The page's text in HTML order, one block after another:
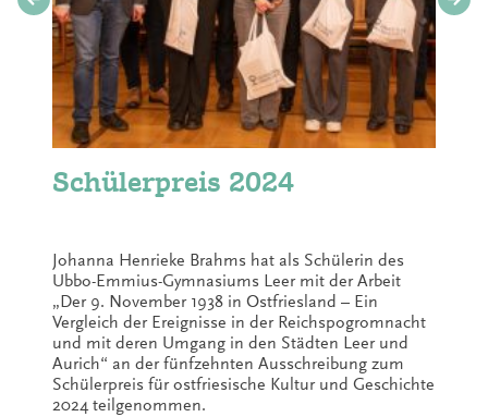
Schülerpreis 2024
Johanna Henrieke Brahms hat als Schülerin des
Ubbo-Emmius-Gymnasiums Leer mit der Arbeit
„Der 9. November 1938 in Ostfriesland – Ein
Vergleich der Ereignisse in der Reichspogromnacht
und mit deren Umgang in den Städten Leer und
Aurich“ an der fünfzehnten Ausschreibung zum
Schülerpreis für ostfriesische Kultur und Geschichte
2024 teilgenommen.